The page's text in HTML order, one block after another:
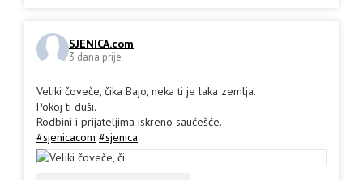
SJENICA.com
3 dana prije
Veliki čoveče, čika Bajo, neka ti je laka zemlja.
Pokoj ti duši.
Rodbini i prijateljima iskreno saučešće.
#sjenicacom #sjenica